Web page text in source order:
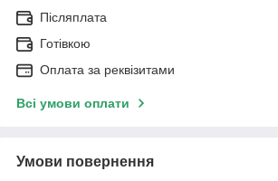
Післяплата
Готівкою
Оплата за реквізитами
Всі умови оплати
Умови повернення